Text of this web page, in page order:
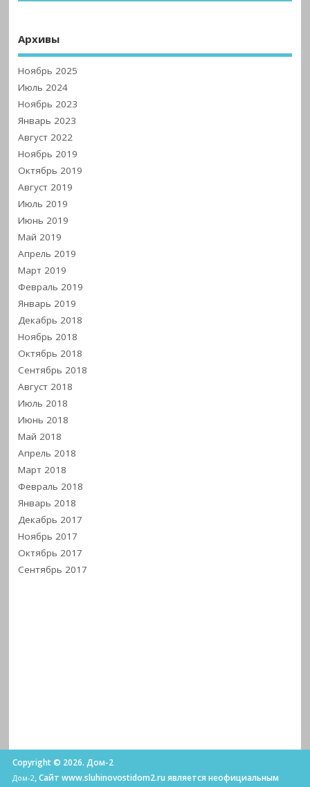
Архивы
Ноябрь 2025
Июль 2024
Ноябрь 2023
Январь 2023
Август 2022
Ноябрь 2019
Октябрь 2019
Август 2019
Июль 2019
Июнь 2019
Май 2019
Апрель 2019
Март 2019
Февраль 2019
Январь 2019
Декабрь 2018
Ноябрь 2018
Октябрь 2018
Сентябрь 2018
Август 2018
Июль 2018
Июнь 2018
Май 2018
Апрель 2018
Март 2018
Февраль 2018
Январь 2018
Декабрь 2017
Ноябрь 2017
Октябрь 2017
Сентябрь 2017
Copyright © 2026. Дом-2
Дом-2, Сайт www.sluhinovostidom2.ru является неофициальным